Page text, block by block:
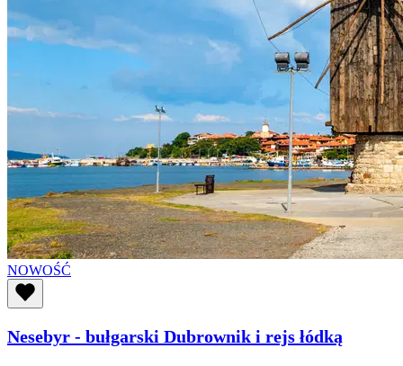
NOWOŚĆ
Nesebyr - bułgarski Dubrownik i rejs łódką